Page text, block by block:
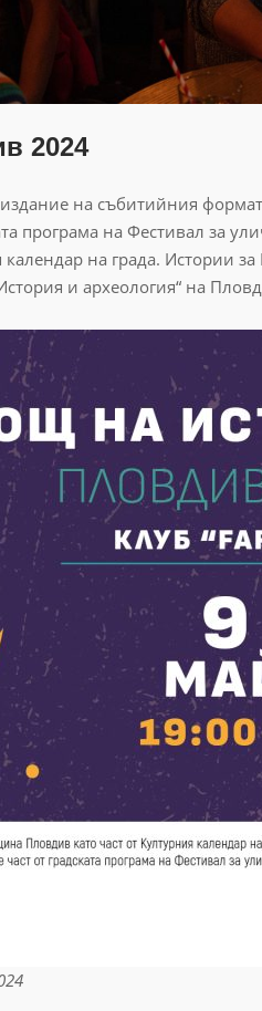
2024
на събитийния
програма на Фестивал за
на града. Истории
и археология“ на